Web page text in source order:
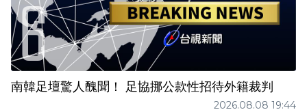
南韓足壇驚人醜聞！ 足協挪公款性招待外籍裁判
2026.08.08 19:44